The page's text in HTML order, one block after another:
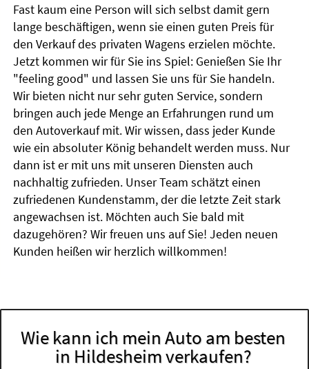
Fast kaum eine Person will sich selbst damit gern
lange beschäftigen, wenn sie einen guten Preis für
den Verkauf des privaten Wagens erzielen möchte.
Jetzt kommen wir für Sie ins Spiel: Genießen Sie Ihr
"feeling good" und lassen Sie uns für Sie handeln.
Wir bieten nicht nur sehr guten Service, sondern
bringen auch jede Menge an Erfahrungen rund um
den Autoverkauf mit. Wir wissen, dass jeder Kunde
wie ein absoluter König behandelt werden muss. Nur
dann ist er mit uns mit unseren Diensten auch
nachhaltig zufrieden. Unser Team schätzt einen
zufriedenen Kundenstamm, der die letzte Zeit stark
angewachsen ist. Möchten auch Sie bald mit
dazugehören? Wir freuen uns auf Sie! Jeden neuen
Kunden heißen wir herzlich willkommen!
Wie kann ich mein Auto am besten
in Hildesheim verkaufen?